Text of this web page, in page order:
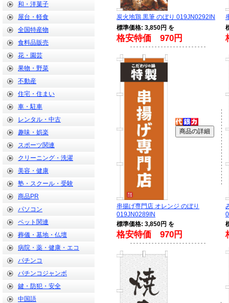
和・洋菓子
屋台・軽食
全国特産物
食料品販売
花・園芸
果物・野菜
不動産
住宅・住まい
車・駐車
レンタル・中古
趣味・娯楽
スポーツ関連
クリーニング・洗濯
美容・健康
塾・スクール・受験
商品PR
パソコン
ペット関連
葬儀・墓地・仏壇
病院・薬・健康・エコ
パチンコ
パチンコジャンボ
鍵・防犯・安全
中国語
炭火地鶏 黒筆 のぼり 019JN0292IN
標準価格: 3,850円 を
格安特価 970円
串揚げ専門店 オレンジ のぼり
019JN0289IN
標準価格: 3,850円 を
格安特価 970円